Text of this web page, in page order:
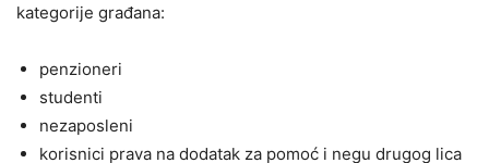
kategorije građana:
penzioneri
studenti
nezaposleni
korisnici prava na dodatak za pomoć i negu drugog lica